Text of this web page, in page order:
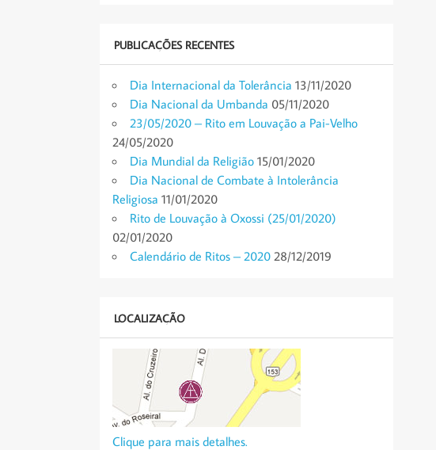
PUBLICAÇÕES RECENTES
Dia Internacional da Tolerância 13/11/2020
Dia Nacional da Umbanda 05/11/2020
23/05/2020 – Rito em Louvação a Pai-Velho
24/05/2020
Dia Mundial da Religião 15/01/2020
Dia Nacional de Combate à Intolerância
Religiosa 11/01/2020
Rito de Louvação à Oxossi (25/01/2020)
02/01/2020
Calendário de Ritos – 2020 28/12/2019
LOCALIZAÇÃO
Clique para mais detalhes.